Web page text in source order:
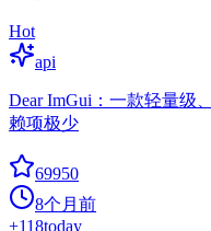
Hot
api
Dear ImGui：一款轻量级
赖项极少
69950
8个月前
+118today